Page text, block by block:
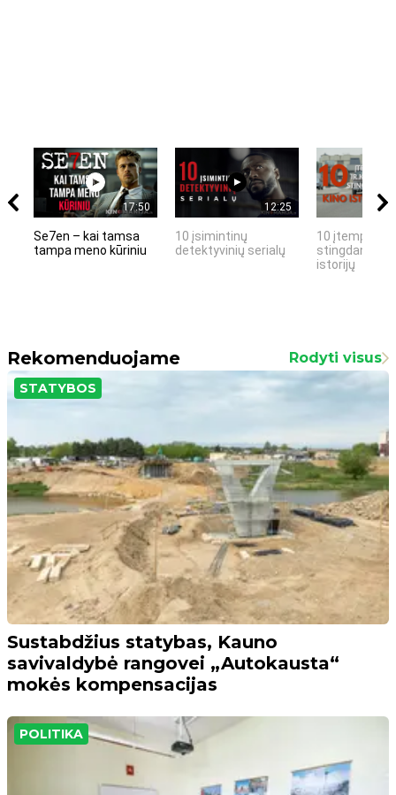
17:50
Se7en – kai tamsa
tampa meno kūriniu
12:25
10 įsimintinų
detektyvinių serialų
10 įtemptų,
stingdančių
istorijų
Rekomenduojame Rodyti visus
STATYBOS
Sustabdžius statybas, Kauno
savivaldybė rangovei „Autokausta“
mokės kompensacijas
POLITIKA